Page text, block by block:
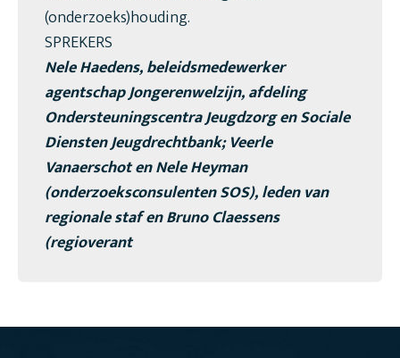
(onderzoeks)houding.
SPREKERS
Nele Haedens, beleidsmedewerker
agentschap Jongerenwelzijn, afdeling
Ondersteuningscentra Jeugdzorg en Sociale
Diensten Jeugdrechtbank; Veerle
Vanaerschot en Nele Heyman
(onderzoeksconsulenten SOS), leden van
regionale staf en Bruno Claessens
(regioverant